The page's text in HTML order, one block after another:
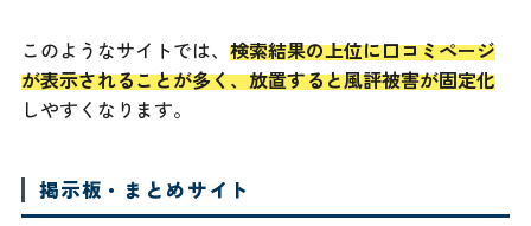
このようなサイトでは、 検索結果の上位に口コミページ
が表示されることが多く、放置すると風評被害が固定化
しやすくなります。
掲示板・まとめサイト